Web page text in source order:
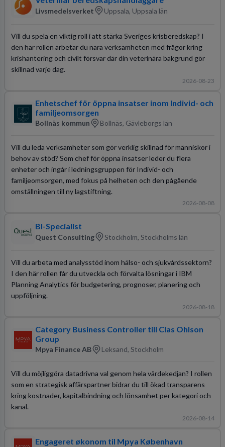
Livsmedelsverket Uppsala, Uppsala län
Vill du spela en viktig roll i att stärka Sveriges krisberedskap? I
den här rollen arbetar du nära verksamheten med frågor kring
krishantering och civilt försvar där din veterinära bakgrund gör
skillnad varje dag.
2026-08-23
Enhetschef för öppna insatser inom Individ- och
familjeomsorgen
Bollnäs kommun Bollnäs, Gävleborgs län
Vill du leda verksamheter som gör verklig skillnad för människor i
behov av stöd? Som chef för öppna insatser leder du flera
enheter och ingår i ledningsgruppen för Individ- och
familjeomsorgen, med fokus på helheten och den pågående
omställningen till ny lagstiftning.
2026-08-08
BI-Specialist
Quest Consulting Stockholm, Stockholms län
Vill du arbeta med analysstöd inom hälso- och sjukvårdssektorn?
I den här rollen får du utveckla och förvalta lösningar i IBM
Planning Analytics för budgetering, prognoser, planering och
uppföljning.
2026-08-18
Category Business Controller till Clas Ohlson
Group
Mpya Finance AB Leksand, Stockholm
Vill du möjliggöra datadrivna val genom hela värdekedjan? I rollen
som en strategisk affärspartner bidrar du till ökad transparens
kring kostnader, kapitalbindning och lönsamhet per kategori och
kanal.
2026-08-14
Engageret økonom til Mpya København